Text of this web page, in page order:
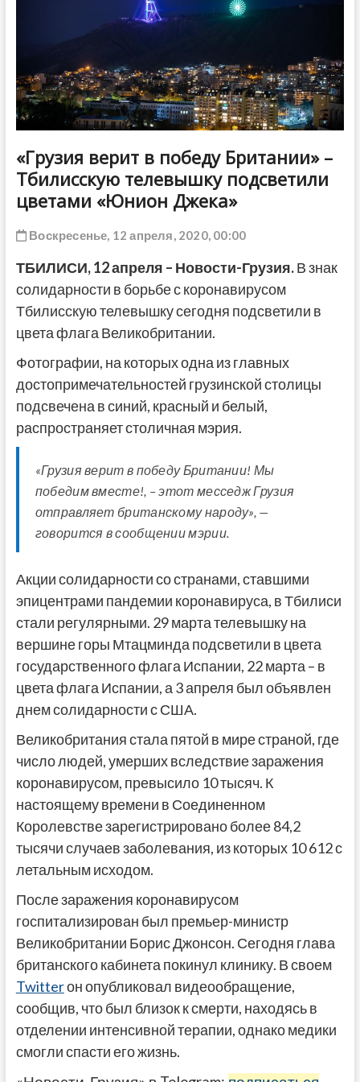
«Грузия верит в победу Британии» –
Тбилисскую телевышку подсветили
цветами «Юнион Джека»
Воскресенье, 12 апреля, 2020, 00:00
ТБИЛИСИ, 12 апреля – Новости-Грузия.В знак
солидарности в борьбе с коронавирусом
Тбилисскую телевышку сегодня подсветили в
цвета флага Великобритании.
Фотографии, на которых одна из главных
достопримечательностей грузинской столицы
подсвечена в синий, красный и белый,
распространяет столичная мэрия.
«Грузия верит в победу Британии! Мы
победим вместе!, – этот месседж Грузия
отправляет британскому народу», —
говорится в сообщении мэрии.
Акции солидарности со странами, ставшими
эпицентрами пандемии коронавируса, в Тбилиси
стали регулярными. 29 марта телевышку на
вершине горы Мтацминда подсветили в цвета
государственного флага Испании, 22 марта – в
цвета флага Испании, а 3 апреля был объявлен
днем солидарности с США.
Великобритания стала пятой в мире страной, где
число людей, умерших вследствие заражения
коронавирусом, превысило 10 тысяч. К
настоящему времени в Соединенном
Королевстве зарегистрировано более 84,2
тысячи случаев заболевания, из которых 10 612 с
летальным исходом.
После заражения коронавирусом
госпитализирован был премьер-министр
Великобритании Борис Джонсон. Сегодня глава
британского кабинета покинул клинику. В своем
Twitterон опубликовал видеообращение,
сообщив, что был близок к смерти, находясь в
отделении интенсивной терапии, однако медики
смогли спасти его жизнь.